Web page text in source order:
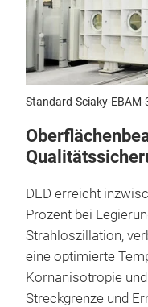
Standard-Sciaky-
DED erreicht
Prozent bei
Strahloszillation,
eine optimierte
Kornanisotropie
Streckgrenze und